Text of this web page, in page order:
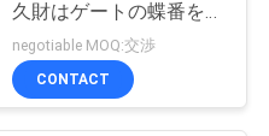
久財はゲートの蝶番を隠
しました
negotiable MOQ:交渉
CONTACT